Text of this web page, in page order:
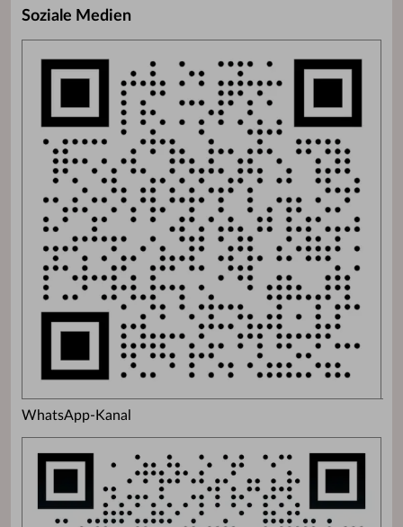
Soziale Medien
WhatsApp-Kanal